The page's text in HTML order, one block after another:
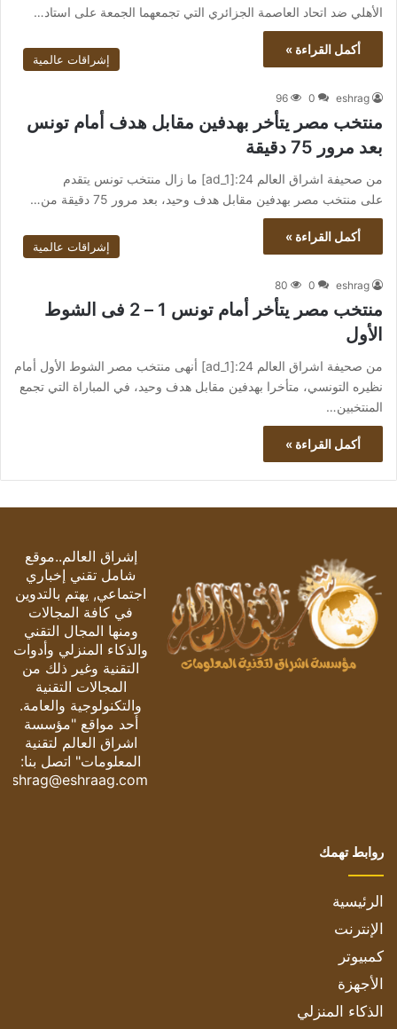
الأهلي ضد اتحاد العاصمة الجزائري التي تجمعهما الجمعة على استاد…
أكمل القراءة »
إشراقات عالمية
eshrag
0
96
منتخب مصر يتأخر بهدفين مقابل هدف أمام تونس
بعد مرور 75 دقيقة
من صحيفة اشراق العالم 24:[ad_1] ما زال منتخب تونس يتقدم
على منتخب مصر بهدفين مقابل هدف وحيد، بعد مرور 75 دقيقة من…
أكمل القراءة »
إشراقات عالمية
eshrag
0
80
منتخب مصر يتأخر أمام تونس 1 – 2 فى الشوط
الأول
من صحيفة اشراق العالم 24:[ad_1] أنهى منتخب مصر الشوط الأول أمام
نظيره التونسي، متأخرا بهدفين مقابل هدف وحيد، في المباراة التي تجمع
المنتخبين…
أكمل القراءة »
إشراق العالم..موقع
شامل تقني إخباري
اجتماعي, يهتم بالتدوين
في كافة المجالات
ومنها المجال التقني
والذكاء المنزلي وأدوات
التقنية وغير ذلك من
المجالات التقنية
والتكنولوجية والعامة.
أحد مواقع "مؤسسة
اشراق العالم لتقنية
المعلومات" اتصل بنا:
eshrag@eshraag.com
روابط تهمك
الرئيسية
الإنترنت
كمبيوتر
الأجهزة
الذكاء المنزلي